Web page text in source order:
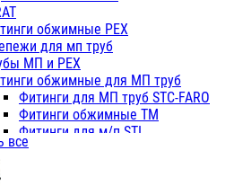
Фитинги ПП белые
Фитинги ПП белые
Фитинги ППс металл.белые
Трубы PE-RT
Трубы ПП водопровод белые
Трубы ПП водопровод серые
Трубы армированные
Трубы армированные
обжимные PEX
для мп труб
МП и PEX
обжимные для МП труб
Фитинги для МП труб STC-FARO
Фитинги обжимные ТМ
Фитинги для м/п STI
Фитинги для МП труб TITAN
все